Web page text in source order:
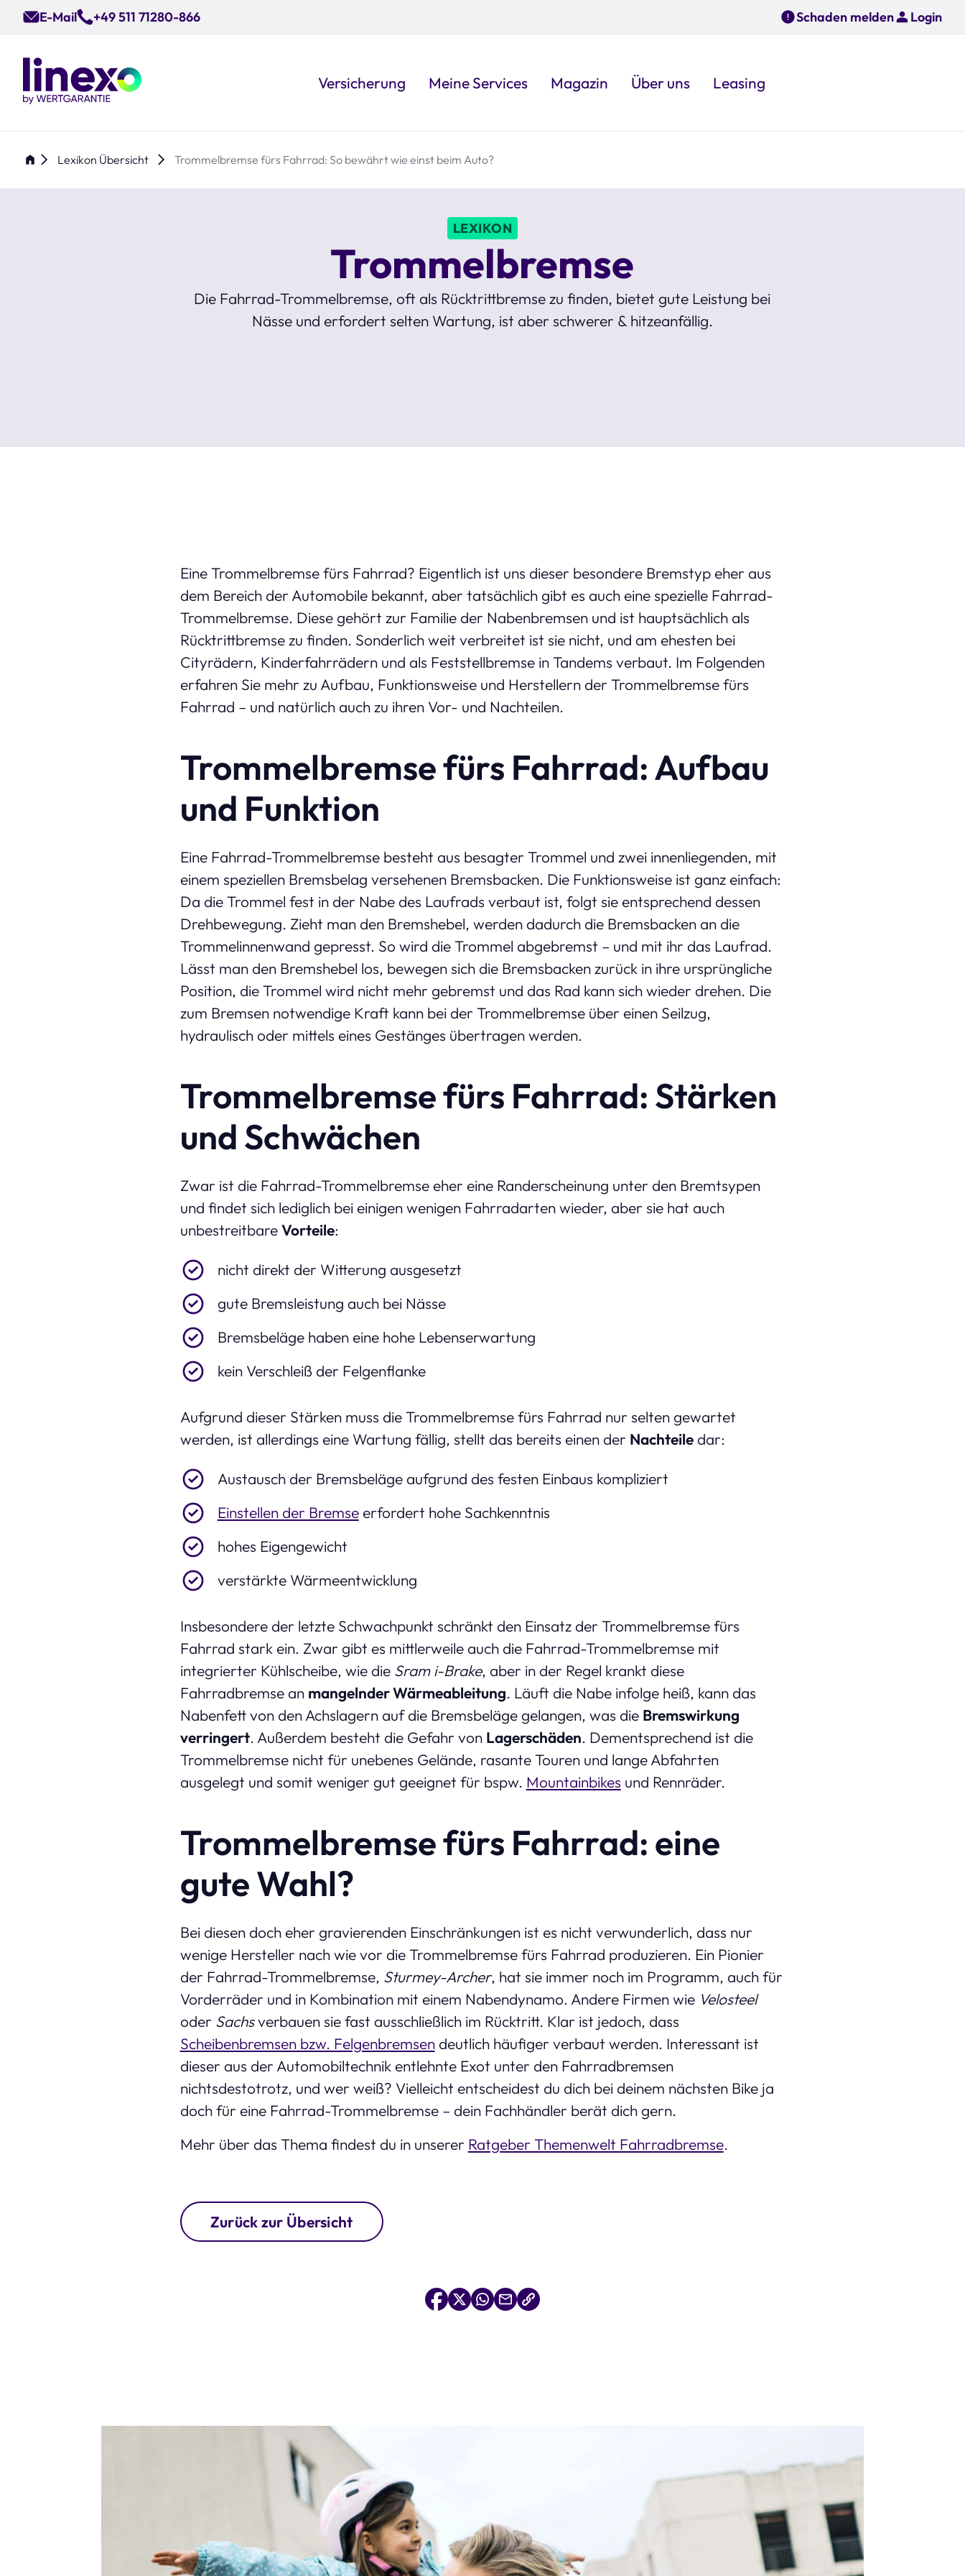
Skip
content
E-Mail +49 511 71280-866 Schaden melden Login
Versicherung Meine Services Magazin Über uns Leasing
Lexikon Übersicht Trommelbremse fürs Fahrrad: So bewährt wie einst beim Auto?
LEXIKON
Trommelbremse
Die Fahrrad-Trommelbremse, oft als Rücktrittbremse zu finden, bietet gute Leistung bei
Nässe und erfordert selten Wartung, ist aber schwerer & hitzeanfällig.
Eine Trommelbremse fürs Fahrrad? Eigentlich ist uns dieser besondere Bremstyp eher aus
dem Bereich der Automobile bekannt, aber tatsächlich gibt es auch eine spezielle Fahrrad-
Trommelbremse. Diese gehört zur Familie der Nabenbremsen und ist hauptsächlich als
Rücktrittbremse zu finden. Sonderlich weit verbreitet ist sie nicht, und am ehesten bei
Cityrädern, Kinderfahrrädern und als Feststellbremse in Tandems verbaut. Im Folgenden
erfahren Sie mehr zu Aufbau, Funktionsweise und Herstellern der Trommelbremse fürs
Fahrrad – und natürlich auch zu ihren Vor- und Nachteilen.
Trommelbremse fürs Fahrrad: Aufbau
und Funktion
Eine Fahrrad-Trommelbremse besteht aus besagter Trommel und zwei innenliegenden, mit
einem speziellen Bremsbelag versehenen Bremsbacken. Die Funktionsweise ist ganz einfach:
Da die Trommel fest in der Nabe des Laufrads verbaut ist, folgt sie entsprechend dessen
Drehbewegung. Zieht man den Bremshebel, werden dadurch die Bremsbacken an die
Trommelinnenwand gepresst. So wird die Trommel abgebremst – und mit ihr das Laufrad.
Lässt man den Bremshebel los, bewegen sich die Bremsbacken zurück in ihre ursprüngliche
Position, die Trommel wird nicht mehr gebremst und das Rad kann sich wieder drehen. Die
zum Bremsen notwendige Kraft kann bei der Trommelbremse über einen Seilzug,
hydraulisch oder mittels eines Gestänges übertragen werden.
Trommelbremse fürs Fahrrad: Stärken
und Schwächen
Zwar ist die Fahrrad-Trommelbremse eher eine Randerscheinung unter den Bremtsypen
und findet sich lediglich bei einigen wenigen Fahrradarten wieder, aber sie hat auch
unbestreitbareVorteile:
nicht direkt der Witterung ausgesetzt
gute Bremsleistung auch bei Nässe
Bremsbeläge haben eine hohe Lebenserwartung
kein Verschleiß der Felgenflanke
Aufgrund dieser Stärken muss die Trommelbremse fürs Fahrrad nur selten gewartet
werden, ist allerdings eine Wartung fällig, stellt das bereits einen der Nachteiledar:
Austausch der Bremsbeläge aufgrund des festen Einbaus kompliziert
Einstellen der Bremseerfordert hohe Sachkenntnis
hohes Eigengewicht
verstärkte Wärmeentwicklung
Insbesondere der letzte Schwachpunkt schränkt den Einsatz der Trommelbremse fürs
Fahrrad stark ein. Zwar gibt es mittlerweile auch die Fahrrad-Trommelbremse mit
integrierter Kühlscheibe, wie die Sram i-Brake, aber in der Regel krankt diese
Fahrradbremse an mangelnder Wärmeableitung. Läuft die Nabe infolge heiß, kann das
Nabenfett von den Achslagern auf die Bremsbeläge gelangen, was die Bremswirkung
verringert. Außerdem besteht die Gefahr von Lagerschäden. Dementsprechend ist die
Trommelbremse nicht für unebenes Gelände, rasante Touren und lange Abfahrten
ausgelegt und somit weniger gut geeignet für bspw. Mountainbikes und Rennräder.
Trommelbremse fürs Fahrrad: eine
gute Wahl?
Bei diesen doch eher gravierenden Einschränkungen ist es nicht verwunderlich, dass nur
wenige Hersteller nach wie vor die Trommelbremse fürs Fahrrad produzieren. Ein Pionier
der Fahrrad-Trommelbremse, Sturmey-Archer, hat sie immer noch im Programm, auch für
Vorderräder und in Kombination mit einem Nabendynamo. Andere Firmen wie Velosteel
oder Sachsverbauen sie fast ausschließlich im Rücktritt. Klar ist jedoch, dass
Scheibenbremsen bzw. Felgenbremsendeutlich häufiger verbaut werden. Interessant ist
dieser aus der Automobiltechnik entlehnte Exot unter den Fahrradbremsen
nichtsdestotrotz, und wer weiß? Vielleicht entscheidest du dich bei deinem nächsten Bike ja
doch für eine Fahrrad-Trommelbremse – dein Fachhändler berät dich gern.
Mehr über das Thema findest du in unserer Ratgeber Themenwelt Fahrradbremse.
Zurück zur Übersicht